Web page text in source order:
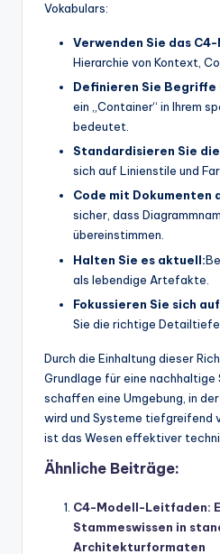
Vokabulars:
Verwenden Sie das
Hierarchie von Kontext,
Definieren Sie Begriffe
ein „Container“ in Ihrem
bedeutet.
Standardisieren Sie
sich auf Linienstile und
Code mit Dokumenten
sicher, dass
übereinstimmen.
Halten Sie es aktuell:
als lebendige Artefakte.
Fokussieren Sie sich
Sie die richtige Detailtiefe
Durch die Einhaltung dieser
Grundlage für eine
schaffen eine Umgebung, in
wird und Systeme tiefgreifend
ist das Wesen effektiver
Ähnliche Beiträge:
C4-Modell-Leitfaden:
Stammeswissen in
Architekturformaten